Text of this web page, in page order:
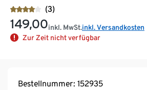
(3)
149,00inkl. MwSt.inkl. Versandkosten
Zur Zeit nicht verfügbar
Bestellnummer: 152935